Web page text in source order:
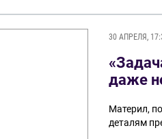
30 АПРЕЛЯ,
даже
Материл,
деталям